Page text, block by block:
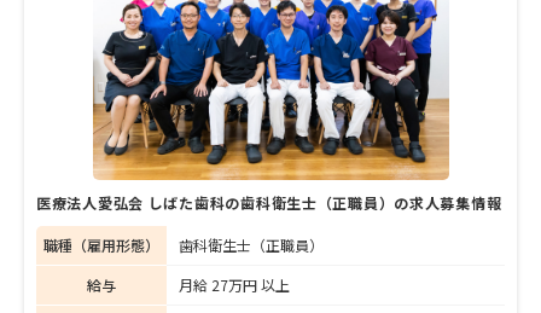
て、小さなお子さんから大人の方まで、幅広
い世代の方に『心からの笑顔』と『生活の質
の向上』をお届けしたいです」と優しい笑顔
で話す藤田院長に、開業までの経緯や同院の
特徴、日々の診療で大切にしていることなど
語ってもらった。
医療法人愛弘会 しばた歯科の歯科衛生士（正職員）の求人募集情報
職種（雇用形態）
歯科衛生士（正職員）
給与
月給 27万円 以上